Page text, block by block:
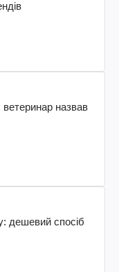
назвав
дешевий спосіб